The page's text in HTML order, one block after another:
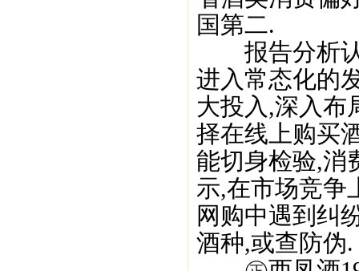
国第二.
报告分析认
进入常态化的
大投入,深入布
择在线上购买
能切身检验,消
示,在市场竞争
网购中遇到纠
酒种,或查防伪.